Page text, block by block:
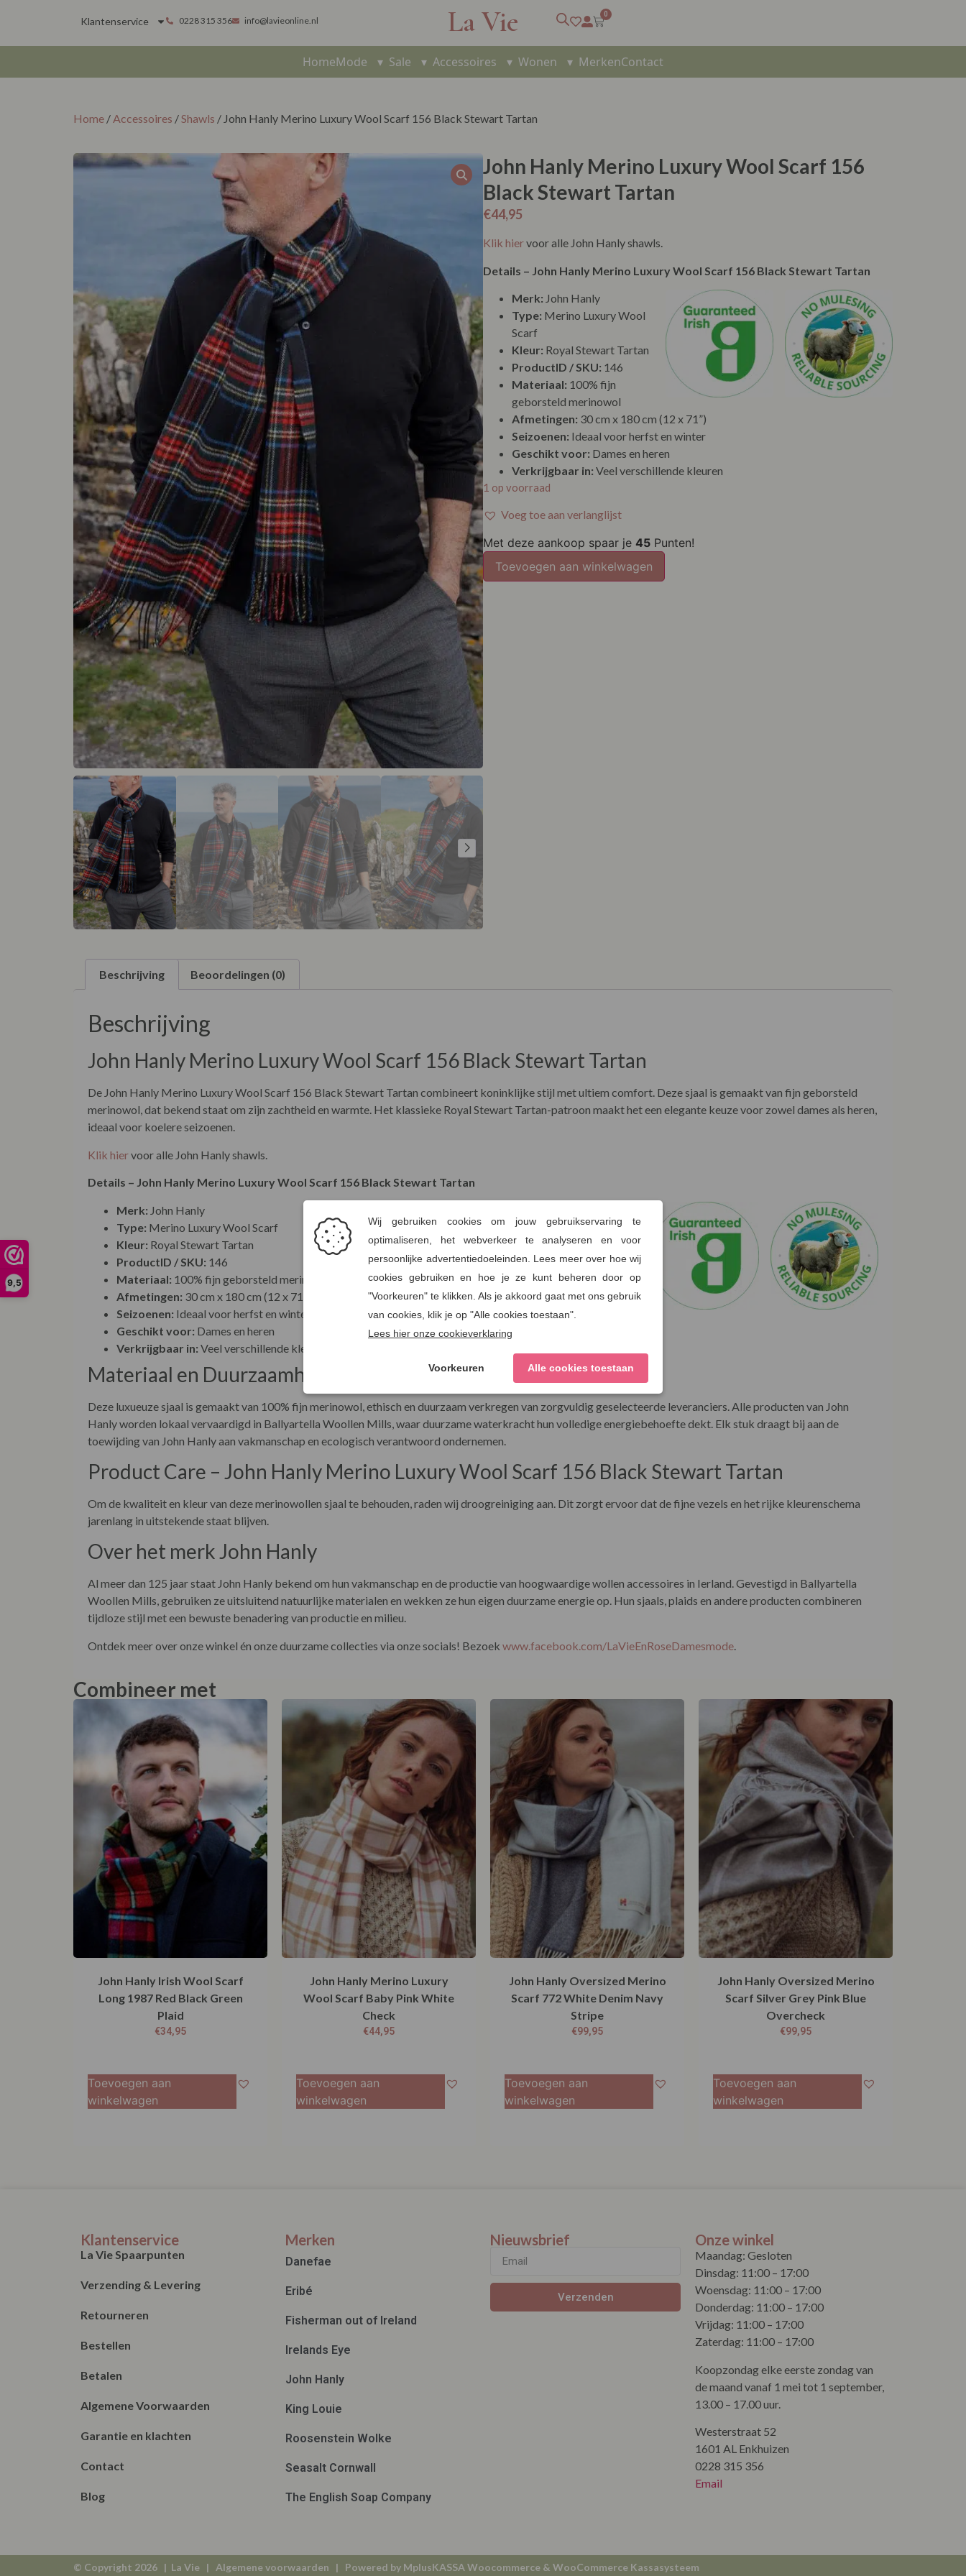
9,5
Klantenservice 0228 315 356 info@lavieonline.nl La Vie 0
HomeMode ▾ Sale ▾ Accessoires ▾ Wonen ▾ MerkenContact
Home / Accessoires /Shawls / John Hanly Merino Luxury Wool Scarf 156 Black Stewart Tartan
John Hanly Merino Luxury Wool Scarf 156
Black Stewart Tartan
€44,95
Klik hiervoor alle John Hanly shawls.
Details – John Hanly Merino Luxury Wool Scarf 156 Black Stewart Tartan
Merk: John Hanly
Type: Merino Luxury Wool
Scarf
Kleur: Royal Stewart Tartan
ProductID / SKU: 146
Materiaal: 100% fijn
geborsteld merinowol
Afmetingen: 30 cm x 180 cm (12 x 71”)
Seizoenen: Ideaal voor herfst en winter
Geschikt voor: Dames en heren
Verkrijgbaar in: Veel verschillende kleuren
1 op voorraad
Voeg toe aan verlanglijst
Met deze aankoop spaar je 45 Punten!
Toevoegen aan winkelwagen
Beschrijving Beoordelingen (0)
Beschrijving
John Hanly Merino Luxury Wool Scarf 156 Black Stewart Tartan
De John Hanly Merino Luxury Wool Scarf 156 Black Stewart Tartan combineert koninklijke stijl met ultiem comfort. Deze sjaal is gemaakt van fijn geborsteld
merinowol, dat bekend staat om zijn zachtheid en warmte. Het klassieke Royal Stewart Tartan-patroon maakt het een elegante keuze voor zowel dames als heren,
ideaal voor koelere seizoenen.
Klik hiervoor alle John Hanly shawls.
Details – John Hanly Merino Luxury Wool Scarf 156 Black Stewart Tartan
Merk: John Hanly
Type: Merino Luxury Wool Scarf
Kleur: Royal Stewart Tartan
ProductID / SKU: 146
Materiaal: 100% fijn geborsteld merinowol
Afmetingen: 30 cm x 180 cm (12 x 71”)
Seizoenen: Ideaal voor herfst en winter
Geschikt voor: Dames en heren
Verkrijgbaar in: Veel verschillende kleuren
Materiaal en Duurzaamheid
Deze luxueuze sjaal is gemaakt van 100% fijn merinowol, ethisch en duurzaam verkregen van zorgvuldig geselecteerde leveranciers. Alle producten van John
Hanly worden lokaal vervaardigd in Ballyartella Woollen Mills, waar duurzame waterkracht hun volledige energiebehoefte dekt. Elk stuk draagt bij aan de
toewijding van John Hanly aan vakmanschap en ecologisch verantwoord ondernemen.
Product Care – John Hanly Merino Luxury Wool Scarf 156 Black Stewart Tartan
Om de kwaliteit en kleur van deze merinowollen sjaal te behouden, raden wij droogreiniging aan. Dit zorgt ervoor dat de fijne vezels en het rijke kleurenschema
jarenlang in uitstekende staat blijven.
Over het merk John Hanly
Al meer dan 125 jaar staat John Hanly bekend om hun vakmanschap en de productie van hoogwaardige wollen accessoires in Ierland. Gevestigd in Ballyartella
Woollen Mills, gebruiken ze uitsluitend natuurlijke materialen en wekken ze hun eigen duurzame energie op. Hun sjaals, plaids en andere producten combineren
tijdloze stijl met een bewuste benadering van productie en milieu.
Ontdek meer over onze winkel én onze duurzame collecties via onze socials! Bezoek www.facebook.com/LaVieEnRoseDamesmode
Combineer met
John Hanly Irish Wool Scarf
Long 1987 Red Black Green
Plaid
€34,95
Toevoegen aan
winkelwagen
John Hanly Merino Luxury
Wool Scarf Baby Pink White
Check
€44,95
Toevoegen aan
winkelwagen
John Hanly Oversized Merino
Scarf 772 White Denim Navy
Stripe
€99,95
Toevoegen aan
winkelwagen
John Hanly Oversized Merino
Scarf Silver Grey Pink Blue
Overcheck
€99,95
Toevoegen aan
winkelwagen
Klantenservice
La Vie Spaarpunten
Verzending & Levering
Retourneren
Bestellen
Betalen
Algemene Voorwaarden
Garantie en klachten
Contact
Blog
Merken
Danefae
Eribé
Fisherman out of Ireland
Irelands Eye
John Hanly
King Louie
Roosenstein Wolke
Seasalt Cornwall
The English Soap Company
Nieuwsbrief
Verzenden
Onze winkel
Maandag: Gesloten
Dinsdag: 11:00 – 17:00
Woensdag: 11:00 – 17:00
Donderdag: 11:00 – 17:00
Vrijdag: 11:00 – 17:00
Zaterdag: 11:00 – 17:00
Koopzondag elke eerste zondag van
de maand vanaf 1 mei tot 1 september,
13.00 – 17.00 uur.
Westerstraat 52
1601 AL Enkhuizen
0228 315 356
Email
© Copyright 2026 | La Vie | Algemene voorwaarden | Powered by MplusKASSA Woocommerce & WooCommerce Kassasysteem